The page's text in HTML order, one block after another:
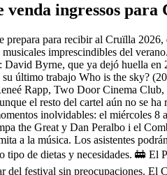
venda ingressos
prepara para recibir al Cruïlla
musicales imprescindibles del
David Byrne, que ya dejó huella
último trabajo Who is the sky?
Rapp, Two Door Cinema
el resto del cartel aún no se ha
inolvidables: el miércoles
the Great y Dan Peralbo i el
a la música. Los asistentes
tipo de dietas y necesidades. 🚋 El
del festival sin preocupaciones. El